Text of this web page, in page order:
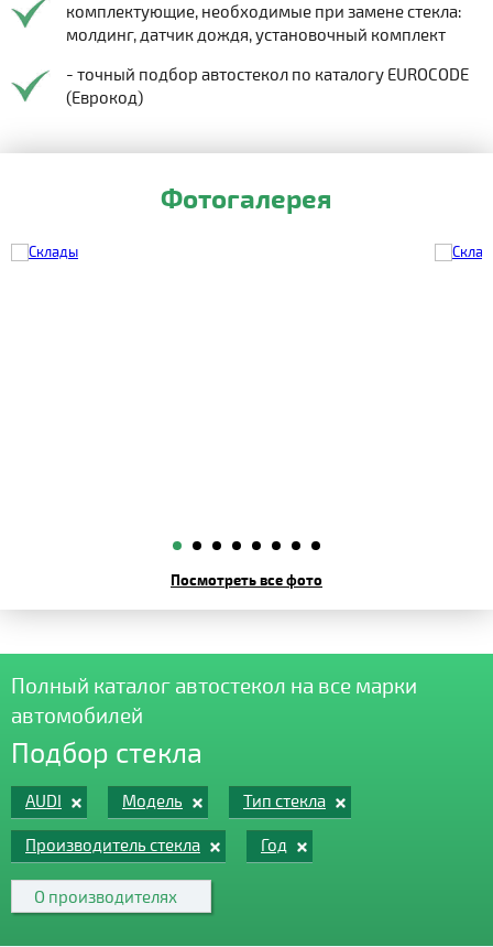
комплектующие, необходимые при замене стекла:
молдинг, датчик дождя, установочный комплект
- точный подбор автостекол по каталогу EUROCODE
(Еврокод)
Фотогалерея
Посмотреть все фото
Полный каталог автостекол на все марки
автомобилей
Подбор стекла
AUDI Модель Тип стекла
Производитель стекла Год
О производителях